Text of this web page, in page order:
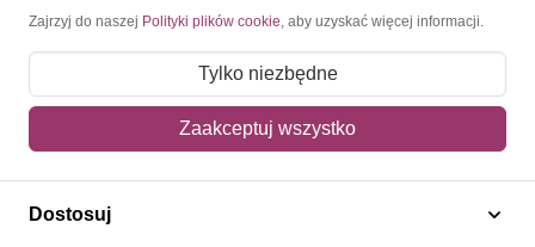
Moje konto
Mój koszyk
Adres dostawy
Polecamy
Zajrzyj do naszej Polityki plików cookie, aby uzyskać więcej informacji.
Tylko niezbędne
Zaakceptuj wszystko
Dostosuj